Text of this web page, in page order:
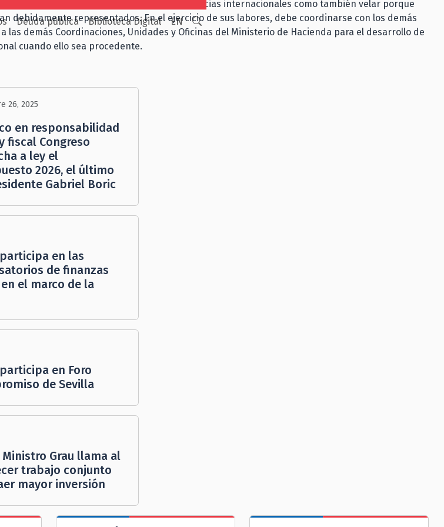
Deuda pública Biblioteca Digital EN
la participación del Ministerio en instancias internacionales como también velar porque
debidamente representados. En el ejercicio de sus labores, debe coordinarse con los demás
las demás Coordinaciones, Unidades y Oficinas del Ministerio de Hacienda para el desarrollo de
cuando ello sea procedente.
26, 2025
en responsabilidad
fiscal Congreso
a ley el
2026, el último
Gabriel Boric
en las
de finanzas
el marco de la
en Foro
de Sevilla
Ministro Grau llama al
trabajo conjunto
mayor inversión